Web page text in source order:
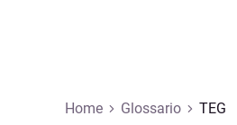
Home Glossario TEG